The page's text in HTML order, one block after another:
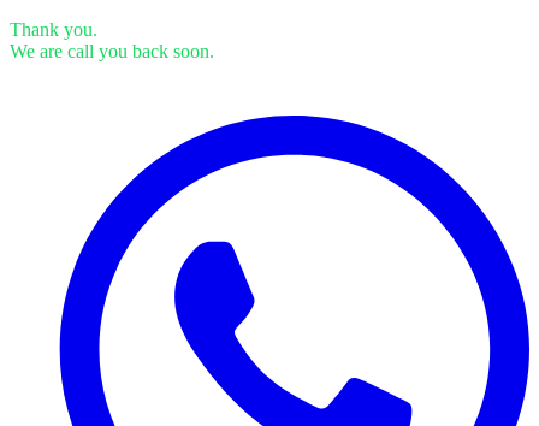
Thank you.
We are call you back soon.